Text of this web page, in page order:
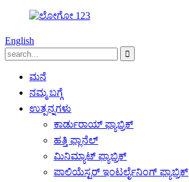
English
ಮನೆ
ನಮ್ಮ ಬಗ್ಗೆ
ಉತ್ಪನ್ನಗಳು
ಕಾರ್ಡುರಾಯ್ ಫ್ಯಾಬ್ರಿಕ್
ಹತ್ತಿ ಫ್ಲಾನೆಲ್
ಮಿನಿಮ್ಯಾಟ್ ಫ್ಯಾಬ್ರಿಕ್
ಪಾಲಿಯೆಸ್ಟರ್ ಇಂಟರ್ಲೈನಿಂಗ್ ಫ್ಯಾಬ್ರಿಕ್